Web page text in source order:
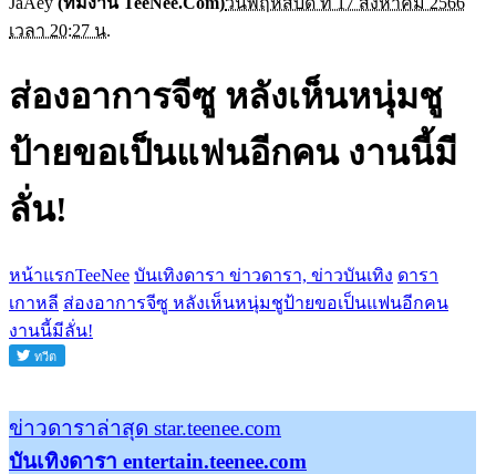
เวลา 20:27 น.
ส่องอาการจีซู หลังเห็นหนุ่มชู
ป้ายขอเป็นแฟนอีกคน งานนี้มี
ลั่น!
หน้าแรกTeeNee บันเทิงดารา ข่าวดารา, ข่าวบันเทิง ดารา
เกาหลี ส่องอาการจีซู หลังเห็นหนุ่มชูป้ายขอเป็นแฟนอีกคน
งานนี้มีลั่น!
ข่าวดาราล่าสุด star.teenee.com
บันเทิงดารา entertain.teenee.com